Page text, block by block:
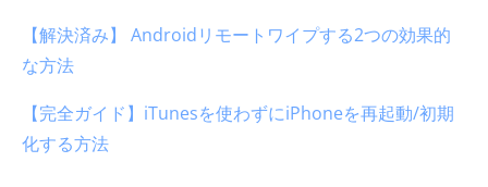
【解決済み】 Androidリモートワイプする2つの効果的
な方法
【完全ガイド】iTunesを使わずにiPhoneを再起動/初期
化する方法